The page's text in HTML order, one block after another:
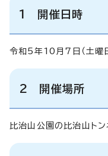
1 開催日時
令和5年10月7日（土曜
2 開催場所
比治山公園の比治山ト